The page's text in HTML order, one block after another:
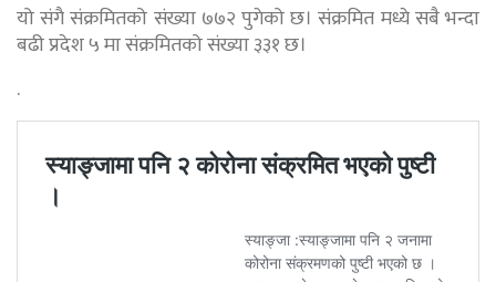
यो संगै संक्रमितको संख्या ७७२ पुगेको छ। संक्रमित मध्ये सबै भन्दा
बढी प्रदेश ५ मा संक्रमितको संख्या ३३१ छ।
.